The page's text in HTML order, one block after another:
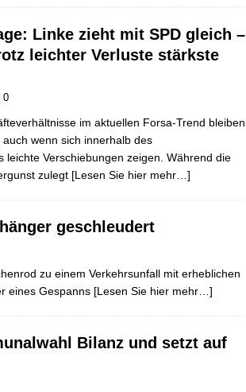
Linke zieht mit SPD gleich –
leichter Verluste stärkste
0
im aktuellen Forsa-Trend bleiben
wenn sich innerhalb des
leichte Verschiebungen zeigen. Während die
zulegt [Lesen Sie hier mehr…]
geschleudert
zu einem Verkehrsunfall mit erheblichen
eines Gespanns [Lesen Sie hier mehr…]
Bilanz und setzt auf